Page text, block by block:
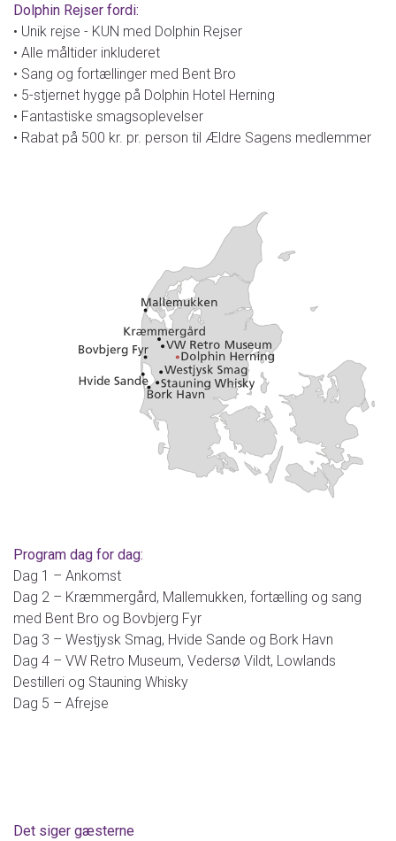
Dolphin Rejser fordi:
• Unik rejse - KUN med Dolphin Rejser
• Alle måltider inkluderet
• Sang og fortællinger med Bent Bro
• 5-stjernet hygge på Dolphin Hotel Herning
• Fantastiske smagsoplevelser
• Rabat på 500 kr. pr. person til Ældre Sagens medlemmer
Program dag for dag:
Dag 1 – Ankomst
Dag 2 – Kræmmergård, Mallemukken, fortælling og sang
med Bent Bro og Bovbjerg Fyr
Dag 3 – Westjysk Smag, Hvide Sande og Bork Havn
Dag 4 – VW Retro Museum, Vedersø Vildt, Lowlands
Destilleri og Stauning Whisky
Dag 5 – Afrejse
Det siger gæsterne